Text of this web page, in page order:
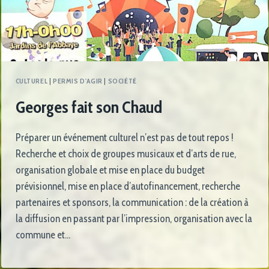
CULTUREL |PERMIS D'AGIR SOCIÉTÉ
Georges fait son Chaud
Préparer un événement culturel n’est pas de tout repos !
Recherche et choix de groupes musicaux et d’arts de rue,
organisation globale et mise en place du budget
prévisionnel, mise en place d’autofinancement, recherche
partenaires et sponsors, la communication : de la création à
la diffusion en passant par l’impression, organisation avec la
commune et…